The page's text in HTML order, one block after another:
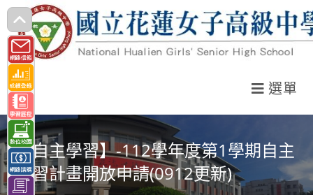
跳
轉
至
主
要
內
容
選單
【自主學習】-112學年度第1學期自主
學習計畫開放申請(0912更新)